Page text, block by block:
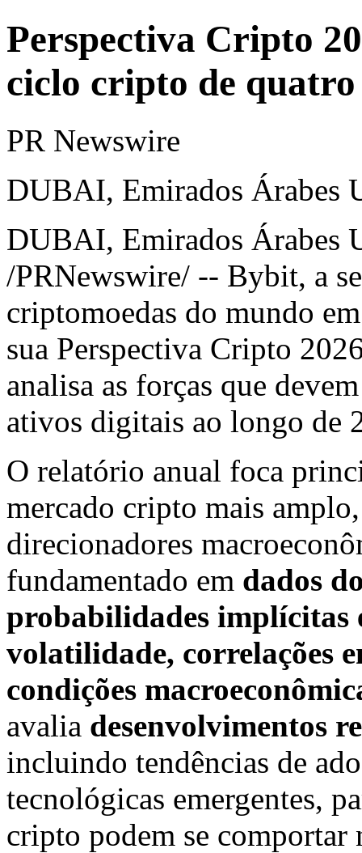
Perspectiva Cripto
ciclo cripto de quatro
PR Newswire
DUBAI, Emirados Árabes
DUBAI, Emirados Árabes
/PRNewswire/ -- Bybit, a
criptomoedas do mundo
sua Perspectiva Cripto
analisa as forças que
ativos digitais ao longo de
O relatório anual foca
mercado cripto mais
direcionadores
fundamentado em dados
probabilidades implícitas
volatilidade, correlações
condições
avalia desenvolvimentos
incluindo tendências de
tecnológicas emergentes,
cripto podem se